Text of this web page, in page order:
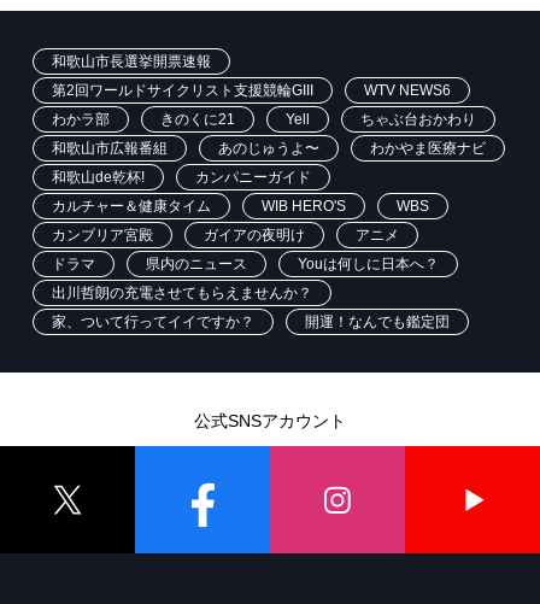
和歌山市長選挙開票速報
第2回ワールドサイクリスト支援競輪GIII
WTV NEWS6
わかラ部
きのくに21 Yell
ちゃぶ台おかわり
和歌山市広報番組
あのじゅうよ〜
わかやま医療ナビ
和歌山de乾杯!
カンパニーガイド
カルチャー＆健康タイム
WIB HERO'S
WBS
カンブリア宮殿
ガイアの夜明け
アニメ
ドラマ
県内のニュース
Youは何しに日本へ？
出川哲朗の充電させてもらえませんか？
家、ついて行ってイイですか？
開運！なんでも鑑定団
公式SNSアカウント